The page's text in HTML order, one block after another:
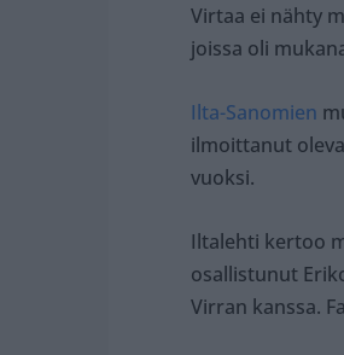
Virtaa ei nähty
joissa oli
Ilta-Sanomien
ilmoittanut
vuoksi.
Iltalehti kertoo
osallistunut
Virran kanssa.